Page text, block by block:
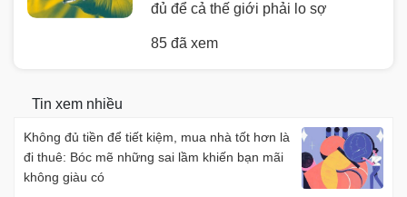
đủ để cả thế giới phải lo sợ
85 đã xem
Tin xem nhiều
Không đủ tiền để tiết kiệm, mua nhà tốt hơn là
đi thuê: Bóc mẽ những sai lầm khiến bạn mãi
không giàu có